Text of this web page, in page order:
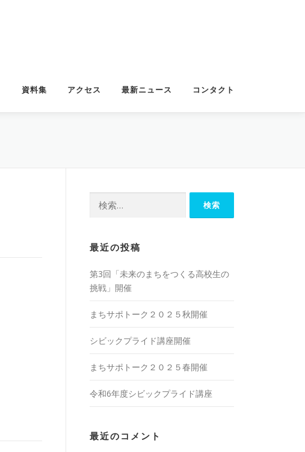
資料集 アクセス 最新ニュース コンタクト
最近の投稿
第3回「未来のまちをつくる高校生の
挑戦」開催
まちサポトーク２０２５秋開催
シビックプライド講座開催
まちサポトーク２０２５春開催
令和6年度シビックプライド講座
最近のコメント